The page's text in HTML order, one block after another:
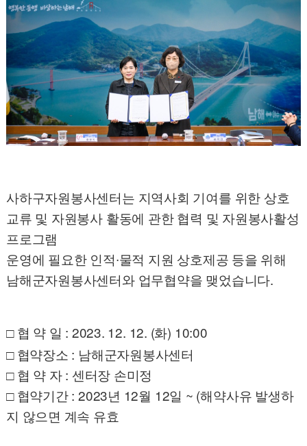
사하구자원봉사센터는 지역사회 기여를 위한 상호
교류 및 자원봉사 활동에 관한 협력 및 자원봉사활성
프로그램
운영에 필요한 인적∙물적 지원 상호제공 등을 위해
남해군자원봉사센터와 업무협약을 맺었습니다.
□ 협 약 일 : 2023. 12. 12. (화) 10:00
□ 협약장소 : 남해군자원봉사센터
□ 협 약 자 : 센터장 손미정
□ 협약기간 : 2023년 12월 12일 ~ (해약사유 발생하
지 않으면 계속 유효